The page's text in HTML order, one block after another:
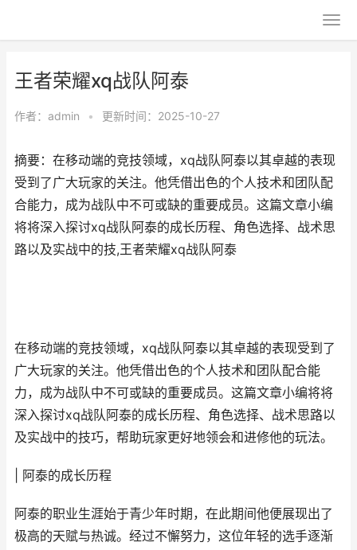
王者荣耀xq战队阿泰
作者： admin • 更新时间：2025-10-27
摘要：在移动端的竞技领域，xq战队阿泰以其卓越的表现
受到了广大玩家的关注。他凭借出色的个人技术和团队配
合能力，成为战队中不可或缺的重要成员。这篇文章小编
将将深入探讨xq战队阿泰的成长历程、角色选择、战术思
路以及实战中的技,王者荣耀xq战队阿泰
在移动端的竞技领域，xq战队阿泰以其卓越的表现受到了
广大玩家的关注。他凭借出色的个人技术和团队配合能
力，成为战队中不可或缺的重要成员。这篇文章小编将将
深入探讨xq战队阿泰的成长历程、角色选择、战术思路以
及实战中的技巧，帮助玩家更好地领会和进修他的玩法。
| 阿泰的成长历程
阿泰的职业生涯始于青少年时期，在此期间他便展现出了
极高的天赋与热诚。经过不懈努力，这位年轻的选手逐渐